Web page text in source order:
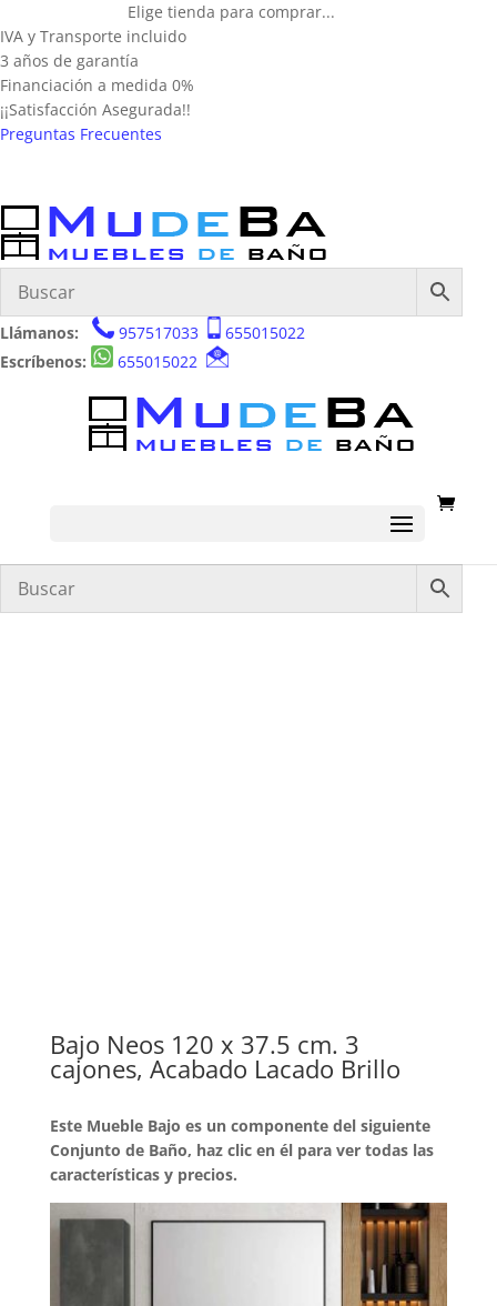
Elige tienda para comprar...
IVA y Transporte incluido
3 años de garantía
Financiación a medida 0%
¡¡Satisfacción Asegurada!!
Preguntas Frecuentes
Llámanos: 957517033
655015022
Escríbenos:
655015022
Bajo Neos 120 x 37.5 cm. 3
cajones, Acabado Lacado Brillo
Este Mueble Bajo es un componente del siguiente
Conjunto de Baño, haz clic en él para ver todas las
características y precios.